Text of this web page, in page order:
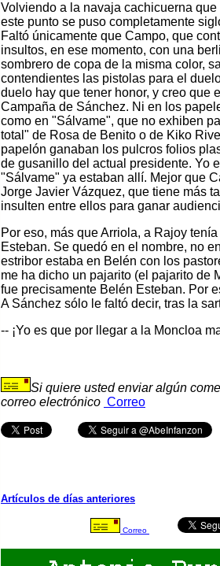
Volviendo a la navaja cachicuerna
este punto se puso completamente
Faltó únicamente que Campo, que
insultos, en ese momento, con una
sombrero de copa de la misma color,
contendientes las pistolas para el
duelo hay que tener honor, y creo que
Campaña de Sánchez. Ni en los
como en "Sálvame", que no exhiben
total" de Rosa de Benito o de Kiko
papelón ganaban los pulcros folios
de gusanillo del actual presidente. Yo
"Sálvame" ya estaban allí. Mejor que
Jorge Javier Vázquez, que tiene más
insulten entre ellos para ganar
Por eso, más que Arriola, a Rajoy
Esteban. Se quedó en el nombre, no
estribor estaba en Belén con los
me ha dicho un pajarito (el pajarito de
fue precisamente Belén Esteban. Por
A Sánchez sólo le faltó decir, tras la
-- ¡Yo es que por llegar a la Moncloa
Si quiere usted enviar algún
correo electrónico Correo
Artículos de días anteriores
Correo